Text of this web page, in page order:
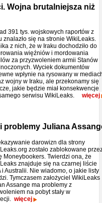
Wojna brutalniejsza niż
391 tys. wojskowych raportów z
znalazło się na stronie WikiLeaks.
z nich, że w Iraku dochodziło do
więźniów i mordowania
za przyzwoleniem armii Stanów
Wyciek dokumentów
wpłynie na rysowany w
wojny w Iraku, ale przekonamy się
jakie będzie miał konsekwencje
serwisu WikiLeaks. więcej
problemy Juliana
darowizn dla strony
zostało zablokowane
Moneybookers. Twierdzi ona, że
znajduje się na czarnej liście
i Australii. Nie wiadomo, o jakie listy
Tymczasem założyciel WikiLeaks
Assange ma problemy z
na pobyt stały w
więcej